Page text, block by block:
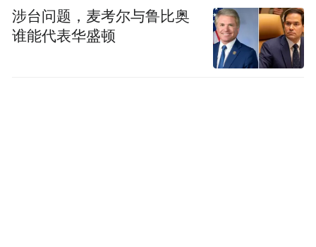
涉台问题，麦考尔与鲁比奥
谁能代表华盛顿